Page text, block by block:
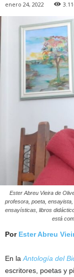
enero 24, 2022
Ester Abreu Vieira de
profesora, poeta,
ensayísticas, libros
está
Por Ester Abreu
En la Antología del
escritores, poetas y